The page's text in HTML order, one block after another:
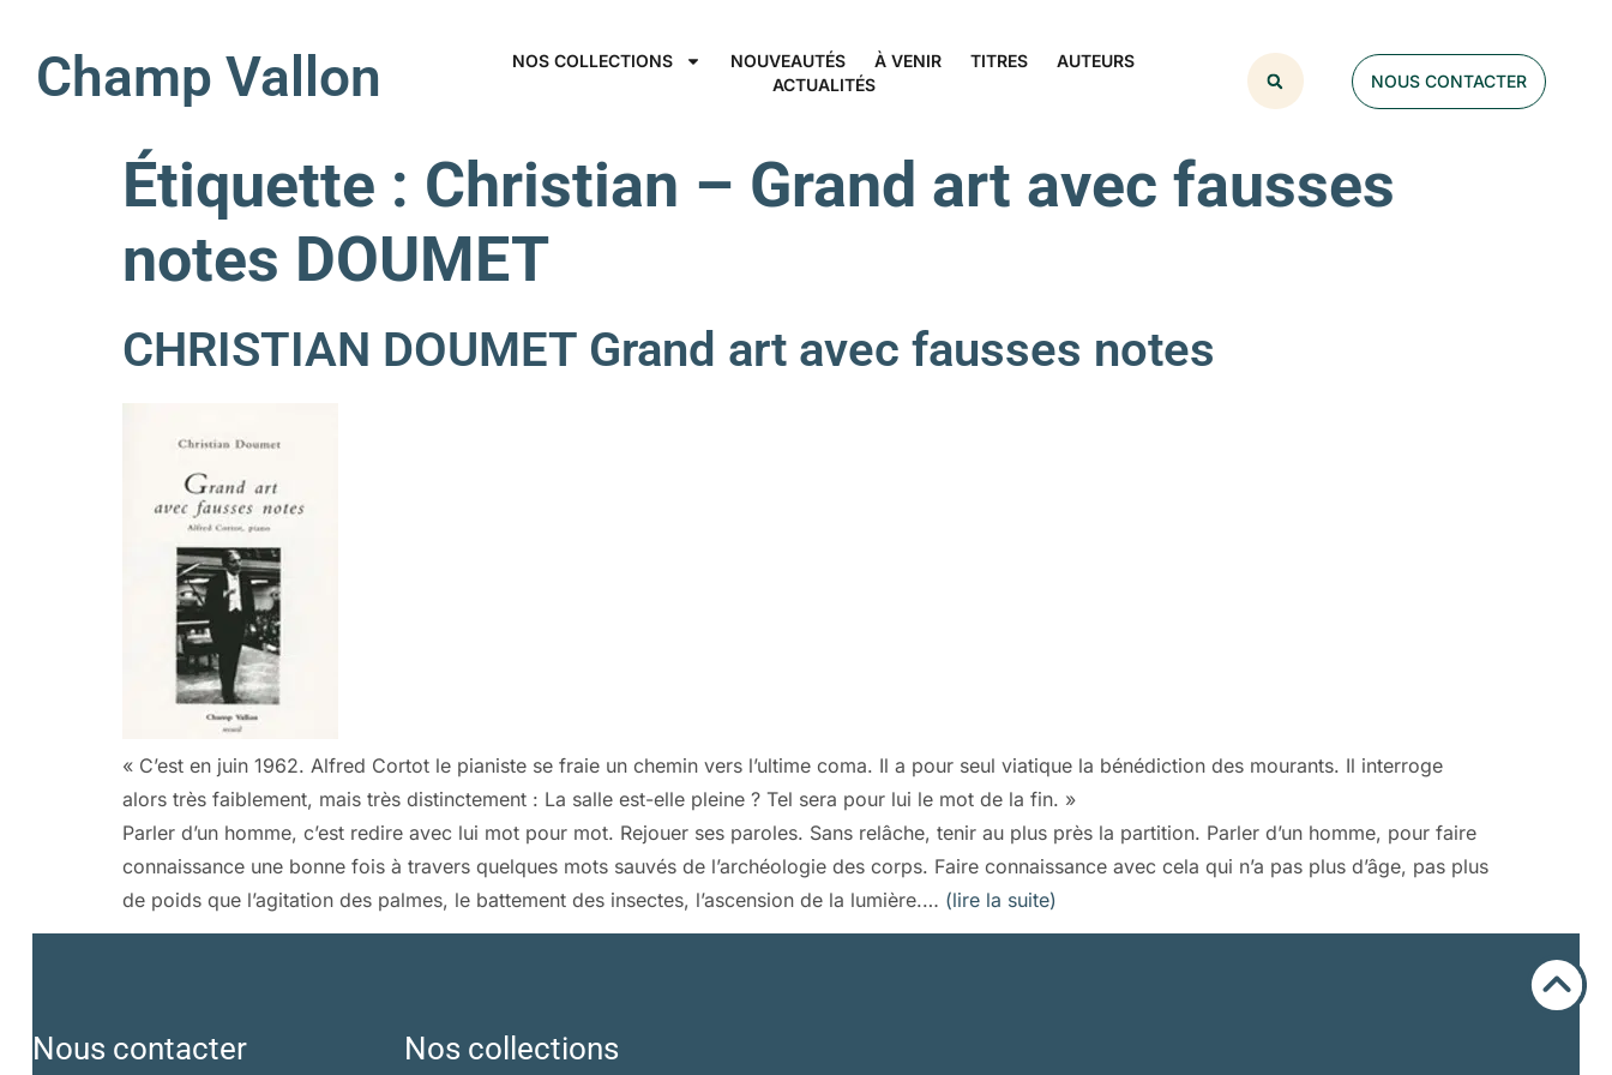
Champ Vallon NOS COLLECTIONS NOUVEAUTÉS À VENIR TITRES
AUTEURS
ACTUALITÉS
NOUS CONTACTER
Étiquette : Christian – Grand art avec fausses
notes DOUMET
CHRISTIAN DOUMET Grand art avec fausses notes
« C’est en juin 1962. Alfred Cortot le pianiste se fraie un chemin vers l’ultime coma. Il a pour seul viatique la bénédiction des mourants. Il interroge
alors très faiblement, mais très distinctement : La salle est-elle pleine ? Tel sera pour lui le mot de la fin. »
Parler d’un homme, c’est redire avec lui mot pour mot. Rejouer ses paroles. Sans relâche, tenir au plus près la partition. Parler d’un homme, pour faire
connaissance une bonne fois à travers quelques mots sauvés de l’archéologie des corps. Faire connaissance avec cela qui n’a pas plus d’âge, pas plus
de poids que l’agitation des palmes, le battement des insectes, l’ascension de la lumière.… (lire la suite)
Nous contacter Nos collections